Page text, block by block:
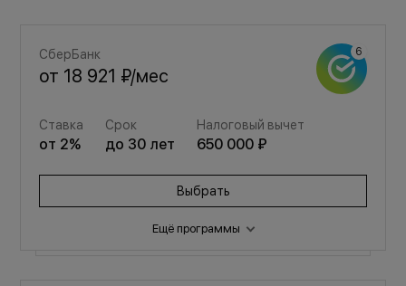
СберБанк
от 18 921 ₽/мес
Ставка
от 2%
Срок
до 30 лет
Налоговый вычет
650 000 ₽
Выбрать
Ещё программы